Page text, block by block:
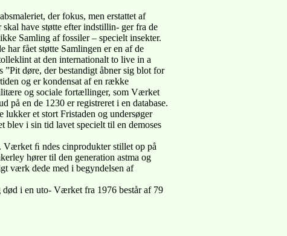
der fokus, men erstattet af
have støtte efter indstillin- ger fra de
Samling af fossiler – specielt insekter.
har fået støtte Samlingen er en af de
at den internationalt to live in a
døre, der bestandigt åbner sig blot for
og er kondensat af en række
og sociale fortællinger, som Værket
på en de 1230 er registreret i en database.
lukker et stort Fristaden og undersøger
blev i sin tid lavet specielt til en demoses
Værket ﬁ ndes cinprodukter stillet op på
hører til den generation astma og
værk dede med i begyndelsen af
død i en uto- Værket fra 1976 består af 79